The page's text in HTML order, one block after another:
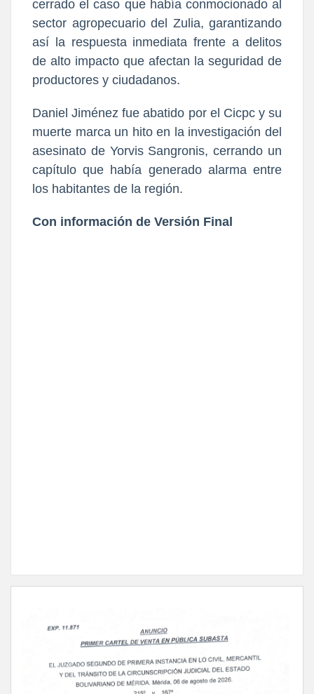
cerrado el caso que había conmocionado al
sector agropecuario del Zulia, garantizando
así la respuesta inmediata frente a delitos
de alto impacto que afectan la seguridad de
productores y ciudadanos.
Daniel Jiménez fue abatido por el Cicpc y su
muerte marca un hito en la investigación del
asesinato de Yorvis Sangronis, cerrando un
capítulo que había generado alarma entre
los habitantes de la región.
Con información de Versión Final